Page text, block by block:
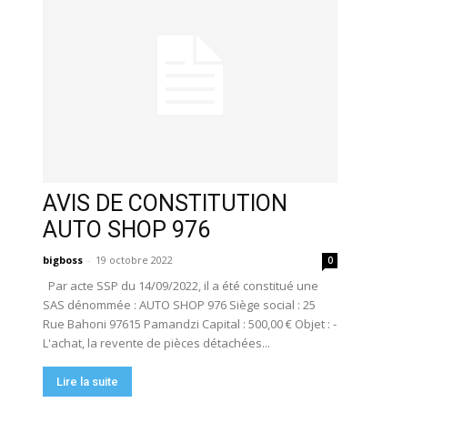
AVIS DE CONSTITUTION
AUTO SHOP 976
bigboss - 19 octobre 2022 0
Par acte SSP du 14/09/2022, il a été constitué une
SAS dénommée : AUTO SHOP 976 Siège social : 25
Rue Bahoni 97615 Pamandzi Capital : 500,00 € Objet : -
L'achat, la revente de pièces détachées...
Lire la suite